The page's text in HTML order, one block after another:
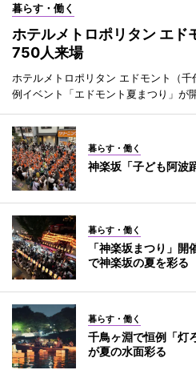
暮らす・働く
ホテルメトロポリタン エ
750人来場
ホテルメトロポリタン エドモント（
例イベント「エドモント夏まつり」が
暮らす・働く
神楽坂「子ども阿波
暮らす・働く
「神楽坂まつり」
で神楽坂の夏を彩る
暮らす・働く
千鳥ヶ淵で恒例「
が夏の水面彩る